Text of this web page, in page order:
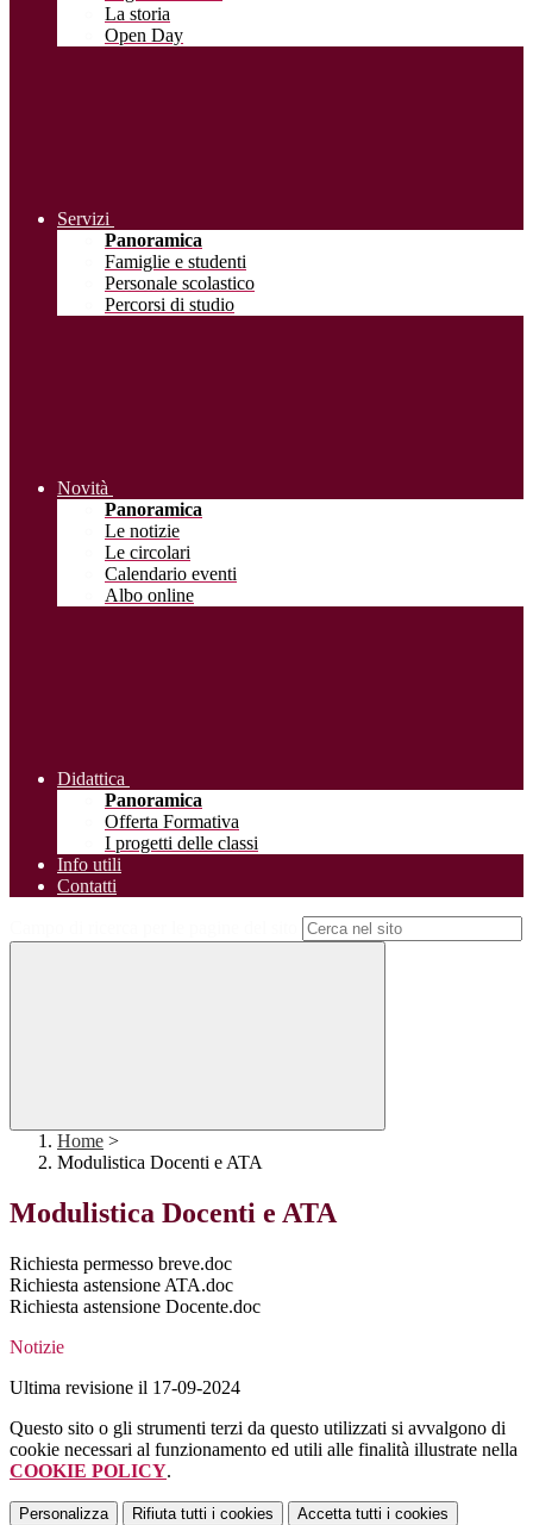
La storia
Open Day
Servizi
Panoramica
Famiglie e studenti
Personale scolastico
Percorsi di studio
Novità
Panoramica
Le notizie
Le circolari
Calendario eventi
Albo online
Didattica
Panoramica
Offerta Formativa
I progetti delle classi
Info utili
Contatti
Home >
Modulistica Docenti e ATA
Modulistica Docenti e ATA
Richiesta permesso breve.doc
Richiesta astensione ATA.doc
Richiesta astensione Docente.doc
Notizie
Ultima revisione il 17-09-2024
Questo sito o gli strumenti terzi da questo utilizzati si avvalgono di
cookie necessari al funzionamento ed utili alle finalità illustrate nella
COOKIE POLICY.
Personalizza Rifiuta tutti i cookies Accetta tutti i cookies